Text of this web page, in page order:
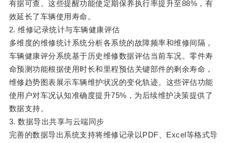
有据可查。这些提醒功能使定期保养执行率提升至88%，有
效延长了车辆使用寿命。
2. 维修记录统计与车辆健康评估
多维度的维修统计系统分析各系统的故障频率和维修间隔，
车辆健康评分系统基于历史维修数据评估当前车况。零件寿
命预测功能根据使用时长和里程预估关键部件的剩余寿命，
维修趋势图表展示车辆维护状况的变化轨迹。这些评估功能
使用户对车况认知准确度提升75%，为后续维护决策提供了
数据支持。
3. 数据导出共享与云端同步
完善的数据导出系统支持将维修记录以PDF、Excel等格式导